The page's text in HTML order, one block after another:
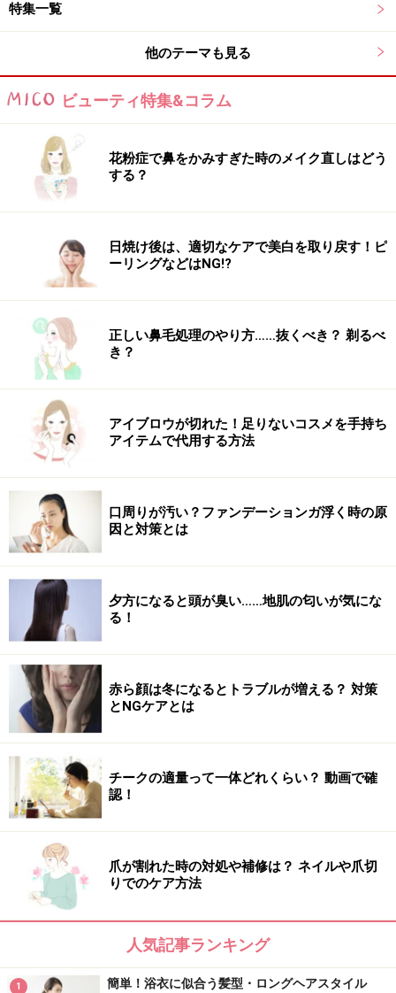
特集一覧
他のテーマも見る
ビューティ特集&コラム
花粉症で鼻をかみすぎた時のメイク直しはどう
する？
日焼け後は、適切なケアで美白を取り戻す！ピ
ーリングなどはNG!?
正しい鼻毛処理のやり方……抜くべき？ 剃るべ
き？
アイブロウが切れた！足りないコスメを手持ち
アイテムで代用する方法
口周りが汚い？ファンデーションガ浮く時の原
因と対策とは
夕方になると頭が臭い……地肌の匂いが気にな
る！
赤ら顔は冬になるとトラブルが増える？ 対策
とNGケアとは
チークの適量って一体どれくらい？ 動画で確
認！
爪が割れた時の対処や補修は？ ネイルや爪切
りでのケア方法
人気記事ランキング
1 簡単！浴衣に似合う髪型・ロングヘアスタイル